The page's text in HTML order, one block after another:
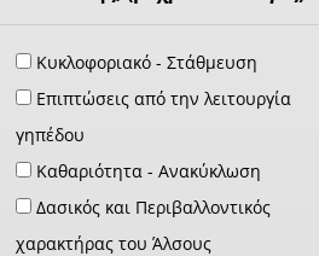
Κυκλοφοριακό - Στάθμευση
Επιπτώσεις από την λειτουργία
γηπέδου
Καθαριότητα - Ανακύκλωση
Δασικός και Περιβαλλοντικός
χαρακτήρας του Άλσους